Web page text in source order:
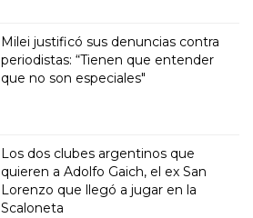
Milei justificó sus denuncias contra
periodistas: “Tienen que entender
que no son especiales"
Los dos clubes argentinos que
quieren a Adolfo Gaich, el ex San
Lorenzo que llegó a jugar en la
Scaloneta